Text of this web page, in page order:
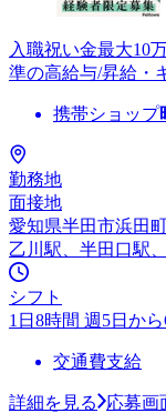
入職祝い金最大10
準の高給与/昇給・
携帯ショップ
勤務地
面接地
愛知県半田市浜田
乙川駅、半田口駅
シフト
1日8時間 週5日か
交通費支給
詳細を見る 応募画